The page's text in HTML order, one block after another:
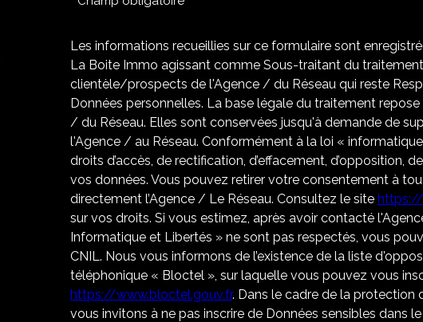
Les informations recueillies sur ce formulaire sont
La Boite Immo agissant comme Sous-traitant du
clientèle/prospects de l'Agence / du Réseau qui reste
Données personnelles. La base légale du traitement
/ du Réseau. Elles sont conservées jusqu'à demande de
l'Agence / au Réseau. Conformément à la loi «
droits d’accès, de rectification, d’effacement, d’opposition,
vos données. Vous pouvez retirer votre consentement à
directement l’Agence / Le Réseau. Consultez le site
sur vos droits. Si vous estimez, après avoir contacté
Informatique et Libertés » ne sont pas respectés, vous
CNIL. Nous vous informons de l’existence de la liste
téléphonique « Bloctel », sur laquelle vous pouvez vous
https://www.bloctel.gouv.fr. Dans le cadre de la protection
vous invitons à ne pas inscrire de Données sensibles dans